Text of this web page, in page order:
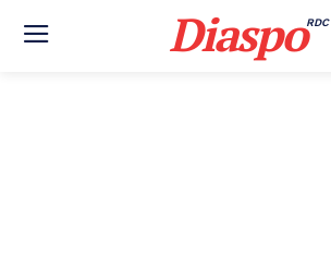
DiaspoRDC